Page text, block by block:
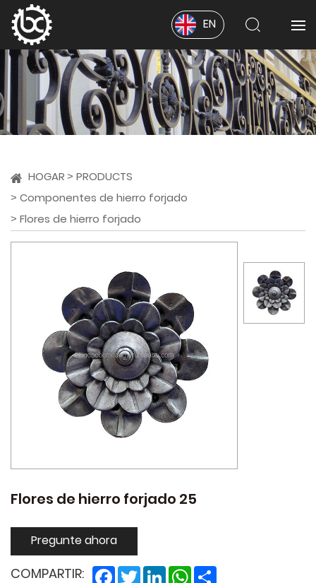
EN
HOGAR
PRODUCTS
Componentes de hierro forjado
Flores de hierro forjado
Flores de hierro forjado 25
Pregunte ahora
COMPARTIR: Facebook
TwitterLinkedInWhatsApp